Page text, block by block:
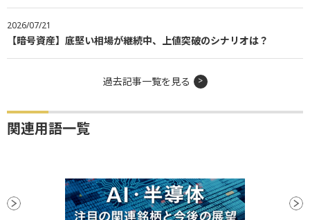
2026/07/21
【暗号資産】底堅い相場が継続中、上値突破のシナリオは？
過去記事一覧を見る
関連用語一覧